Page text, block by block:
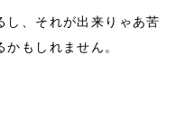
し、それが出来りゃあ苦
もしれません。